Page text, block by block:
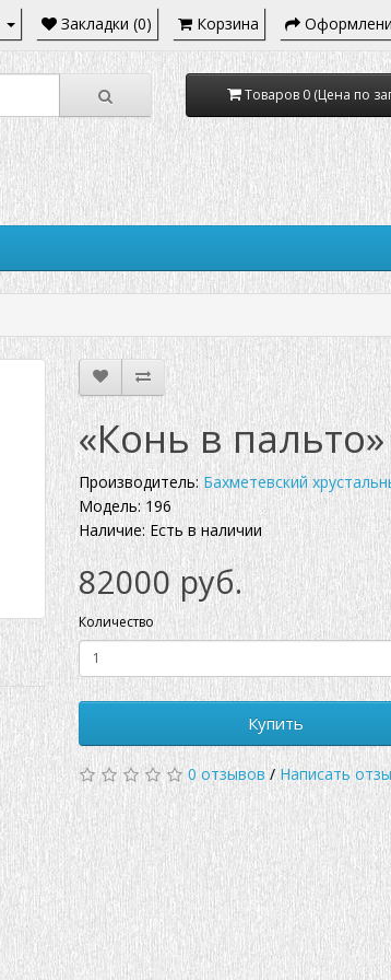
Закладки (0) Корзина
Товаров 0 (Цена по
«Конь в пальто»
Производитель: Бахметевский
Модель: 196
Наличие: Есть в наличии
82000 руб.
Количество
Купить
0 отзывов/Написать